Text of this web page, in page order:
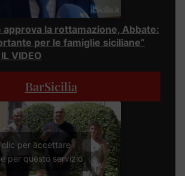
approva la rottamazione, Abbate:
per le famiglie siciliane”
VIDEO
BarSicilia
clic per accettare i
per questo servizio